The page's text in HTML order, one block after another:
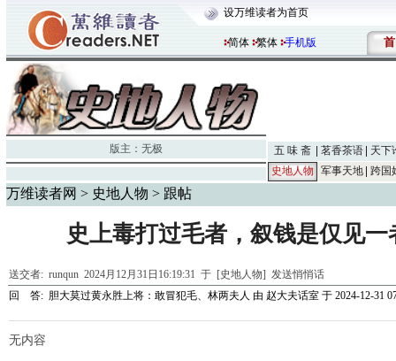
设万维读者为首页
简体 繁体 手机版 首
版主： 无极 五 味 斋 茗香茶语
天下
史地人物
军事天地 跨国
万维读者网 > 史地人物 > 跟帖
史上毒打过毛者，叙钱是仅见
送交者: runqun 2024月12月31日16:19:31 于 [史地人物] 发送悄悄话
回 答: 胆大莫过黄永胜上将：敢冒犯毛、林两夫人 由 赵大夫话室 于 2024-12-31
无内容